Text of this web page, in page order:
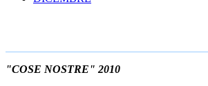
"COSE NOSTRE" 2010